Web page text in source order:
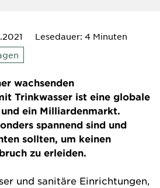
Lesedauer: 4 Minuten
wachsenden
Trinkwasser ist eine globale
ein Milliardenmarkt.
spannend sind und
sollten, um keinen
zu erleiden.
und sanitäre Einrichtungen,